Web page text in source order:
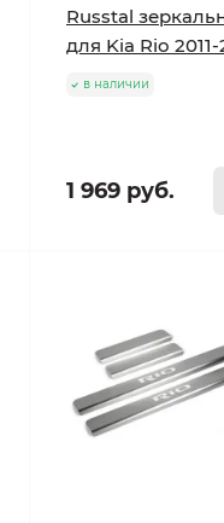
Russtal
для Kia Rio 2011-
в наличии
1 969 руб.